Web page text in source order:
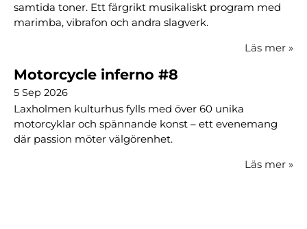
samtida toner. Ett färgrikt musikaliskt program med
marimba, vibrafon och andra slagverk.
Läs mer »
Motorcycle inferno #8
5 Sep 2026
Laxholmen kulturhus fylls med över 60 unika
motorcyklar och spännande konst – ett evenemang
där passion möter välgörenhet.
Läs mer »